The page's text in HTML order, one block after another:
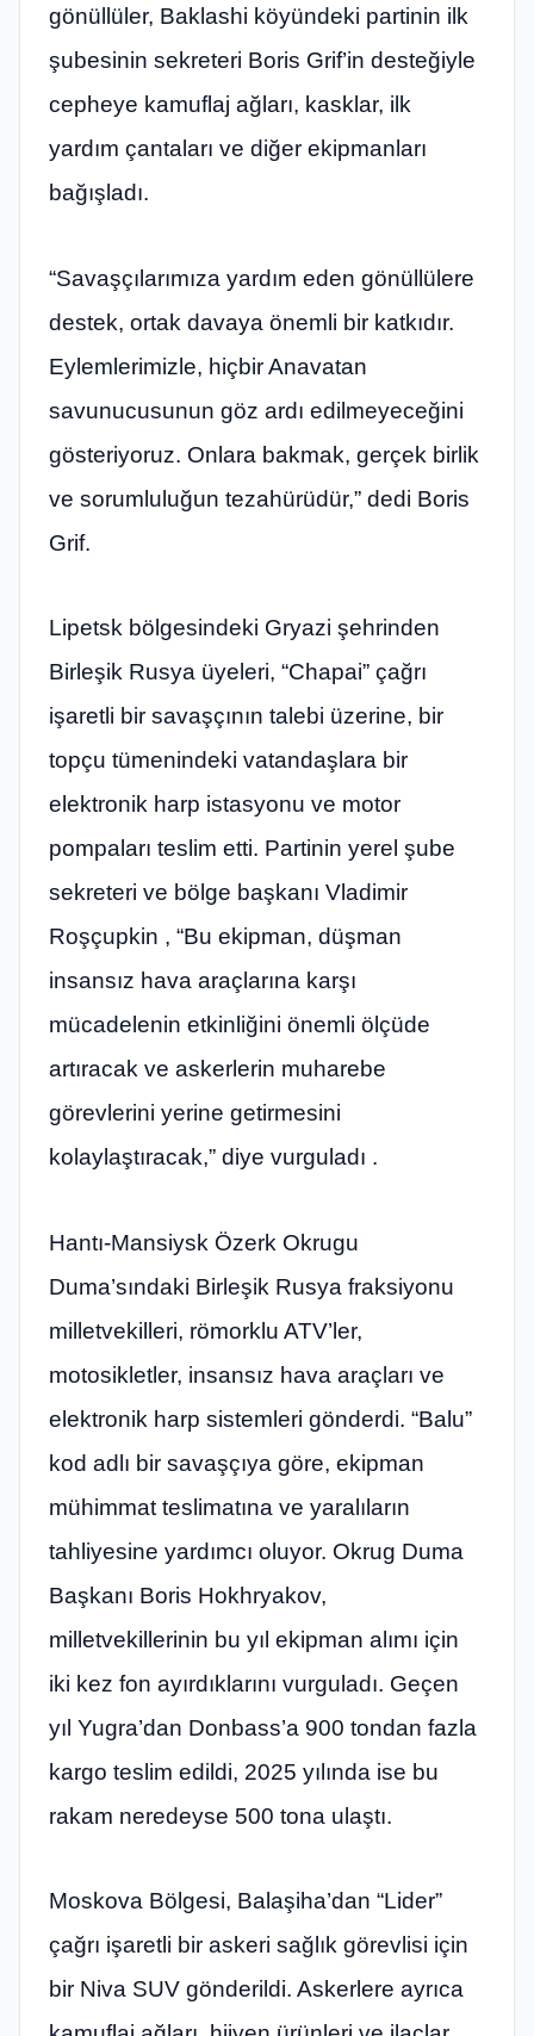
gönüllüler, Baklashi köyündeki partinin ilk
şubesinin sekreteri Boris Grif’in desteğiyle
cepheye kamuflaj ağları, kasklar, ilk
yardım çantaları ve diğer ekipmanları
bağışladı.
“Savaşçılarımıza yardım eden gönüllülere
destek, ortak davaya önemli bir katkıdır.
Eylemlerimizle, hiçbir Anavatan
savunucusunun göz ardı edilmeyeceğini
gösteriyoruz. Onlara bakmak, gerçek birlik
ve sorumluluğun tezahürüdür,” dedi Boris
Grif.
Lipetsk bölgesindeki Gryazi şehrinden
Birleşik Rusya üyeleri, “Chapai” çağrı
işaretli bir savaşçının talebi üzerine, bir
topçu tümenindeki vatandaşlara bir
elektronik harp istasyonu ve motor
pompaları teslim etti. Partinin yerel şube
sekreteri ve bölge başkanı Vladimir
Roşçupkin , “Bu ekipman, düşman
insansız hava araçlarına karşı
mücadelenin etkinliğini önemli ölçüde
artıracak ve askerlerin muharebe
görevlerini yerine getirmesini
kolaylaştıracak,” diye vurguladı .
Hantı-Mansiysk Özerk Okrugu
Duma’sındaki Birleşik Rusya fraksiyonu
milletvekilleri, römorklu ATV’ler,
motosikletler, insansız hava araçları ve
elektronik harp sistemleri gönderdi. “Balu”
kod adlı bir savaşçıya göre, ekipman
mühimmat teslimatına ve yaralıların
tahliyesine yardımcı oluyor. Okrug Duma
Başkanı Boris Hokhryakov,
milletvekillerinin bu yıl ekipman alımı için
iki kez fon ayırdıklarını vurguladı. Geçen
yıl Yugra’dan Donbass’a 900 tondan fazla
kargo teslim edildi, 2025 yılında ise bu
rakam neredeyse 500 tona ulaştı.
Moskova Bölgesi, Balaşiha’dan “Lider”
çağrı işaretli bir askeri sağlık görevlisi için
bir Niva SUV gönderildi. Askerlere ayrıca